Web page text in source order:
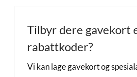
Tilbyr dere gavekort
rabattkoder?
Vi kan lage gavekort og